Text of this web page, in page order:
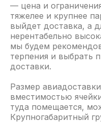
— цена и
тяжелее и крупнее
выйдет доставка, а
нерентабельно
мы будем
терпения и выбрать
доставки.
Размер
вместимостью
туда помещается,
Крупногабаритный